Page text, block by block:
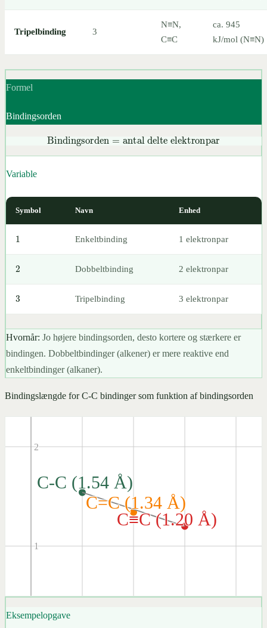
Tripelbinding 3
N≡N,
C≡C
ca. 945
kJ/mol (N≡N)
Formel
Bindingsorden
Bindingsorden=antal delte elektronpar
Variable
Symbol Navn Enhed
Enkeltbinding 1 elektronpar
Dobbeltbinding 2 elektronpar
Tripelbinding 3 elektronpar
Hvornår: Jo højere bindingsorden, desto kortere og stærkere er
bindingen. Dobbeltbindinger (alkener) er mere reaktive end
enkeltbindinger (alkaner).
Bindingslængde for C-C bindinger som funktion af bindingsorden
1
2
C-C (1.54 Å)
C=C (1.34 Å)
C≡C (1.20 Å)
Eksempelopgave